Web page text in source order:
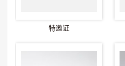
特邀证